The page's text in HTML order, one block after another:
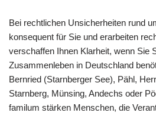
Bei rechtlichen Unsicherheiten rund
konsequent für Sie und erarbeiten
verschaffen Ihnen Klarheit, wenn Sie
Zusammenleben in Deutschland
Bernried (Starnberger See), Pähl,
Starnberg, Münsing, Andechs oder
familum stärken Menschen, die